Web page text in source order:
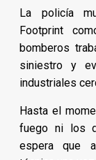
La policía
Footprint
bomberos
siniestro y
industriales
Hasta el
fuego ni los
espera que